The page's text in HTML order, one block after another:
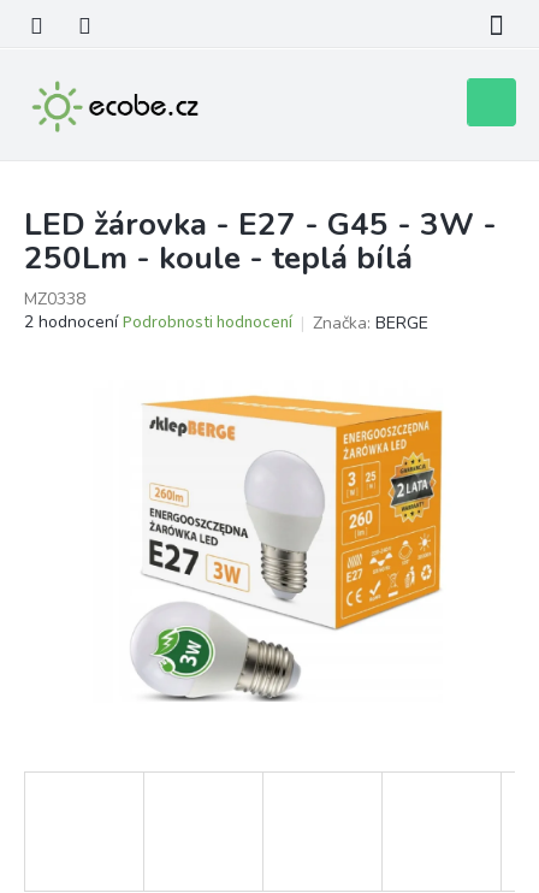
obsah
košík
LED žárovka - E27 - G45 - 3W -
250Lm - koule - teplá bílá
MZ0338
Průměrné
2 hodnocení Podrobnosti hodnocení Značka: BERGE